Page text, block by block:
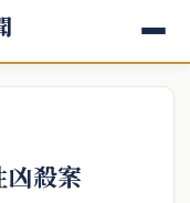
殺案